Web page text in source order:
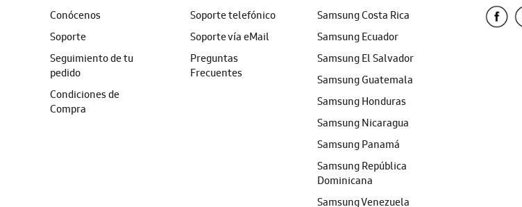
Conócenos
Soporte
Seguimiento de tu
pedido
Condiciones de
Compra
Soporte telefónico
Soporte vía eMail
Preguntas
Frecuentes
Samsung Costa Rica
Samsung Ecuador
Samsung El Salvador
Samsung Guatemala
Samsung Honduras
Samsung Nicaragua
Samsung Panamá
Samsung República
Dominicana
Samsung Venezuela